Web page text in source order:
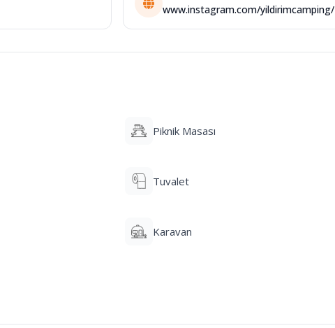
www.instagram.com/yildirimcamping/
Piknik Masası
Tuvalet
Karavan